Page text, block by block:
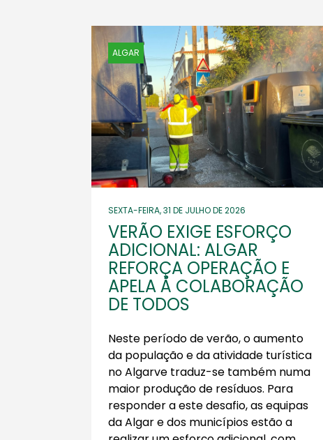
ALGAR
SEXTA-FEIRA, 31 DE JULHO DE 2026
VERÃO EXIGE ESFORÇO
ADICIONAL: ALGAR
REFORÇA OPERAÇÃO E
APELA À COLABORAÇÃO
DE TODOS
Neste período de verão, o aumento
da população e da atividade turística
no Algarve traduz-se também numa
maior produção de resíduos. Para
responder a este desafio, as equipas
da Algar e dos municípios estão a